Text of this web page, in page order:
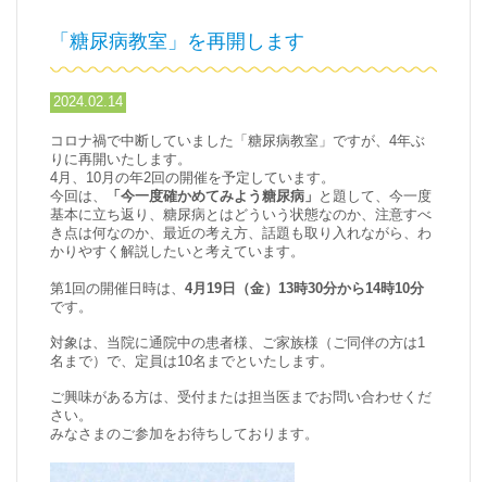
「糖尿病教室」を再開します
2024.02.14
コロナ禍で中断していました「糖尿病教室」ですが、4年ぶ
りに再開いたします。
4月、10月の年2回の開催を予定しています。
今回は、
「今一度確かめてみよう糖尿病」
と題して、今一度
基本に立ち返り、糖尿病とはどういう状態なのか、注意すべ
き点は何なのか、最近の考え方、話題も取り入れながら、わ
かりやすく解説したいと考えています。
第1回の開催日時は、 4月19日（金）13時30分から14時10分
です。
対象は、当院に通院中の患者様、ご家族様（ご同伴の方は1
名まで）で、定員は10名までといたします。
ご興味がある方は、受付または担当医までお問い合わせくだ
さい。
みなさまのご参加をお待ちしております。